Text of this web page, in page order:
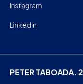
Instagram
Linkedin
PETER TABOADA.